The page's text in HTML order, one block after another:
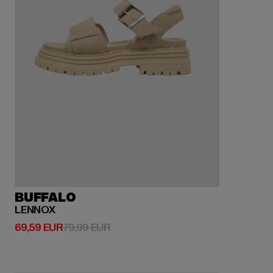
BUFFALO
LENNOX
69,59 EUR
Derzeitiger Preis: 69,59 EUR
79,99 EURAktionspreis: 79,99 EUR